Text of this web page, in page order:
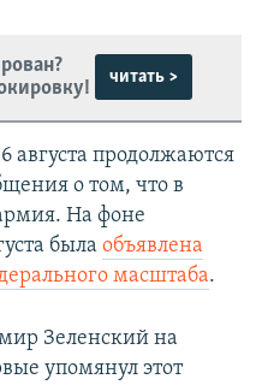
читать >
августа продолжаются
о том, что в
На фоне
была объявлена
масштаба.
Зеленский на
упомянул этот